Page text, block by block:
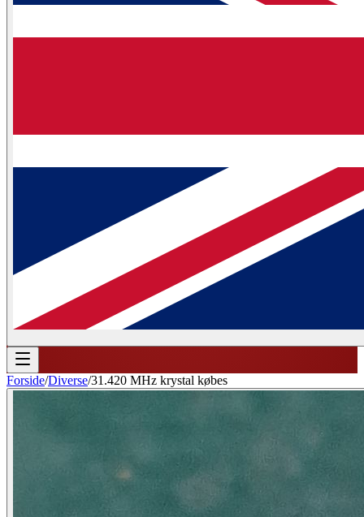
Forside/Diverse/31.420 MHz krystal købes